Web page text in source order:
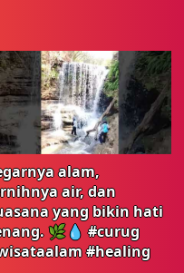
alam,
air, dan
yang bikin hati
🌿💧 #curug
#healing